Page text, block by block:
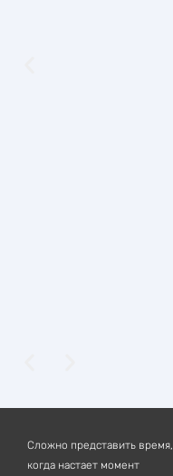
Сложно представить время,
когда настает момент